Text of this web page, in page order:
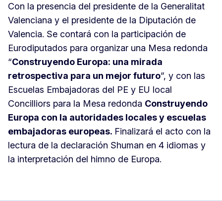
Con la presencia del presidente de la Generalitat
Valenciana y el presidente de la Diputación de
Valencia. Se contará con la participación de
Eurodiputados para organizar una Mesa redonda
“Construyendo Europa: una mirada
retrospectiva para un mejor futuro”, y con las
Escuelas Embajadoras del PE y EU local
Concilliors para la Mesa redonda Construyendo
Europa con la autoridades locales y escuelas
embajadoras europeas. Finalizará el acto con la
lectura de la declaración Shuman en 4 idiomas y
la interpretación del himno de Europa.